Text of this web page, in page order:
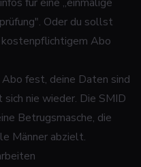
Oder du sollst
Abo
fest, deine Daten sind
nie wieder. Die SMID
Betrugsmasche, die
Männer abzielt.